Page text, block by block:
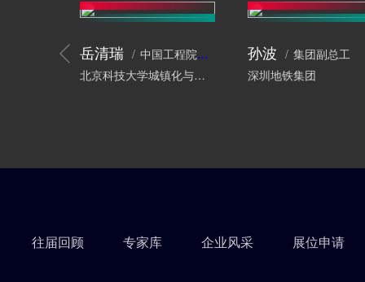
岳清瑞
中国工程院院士、工程结构专家
北京科技大学城镇化与城市安全研究院
孙波
集团副总工
深圳地铁集团
往届回顾 专家库 企业风采 展位申请